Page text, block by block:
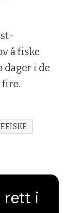
å fiske
dager i de
fire.
rett i